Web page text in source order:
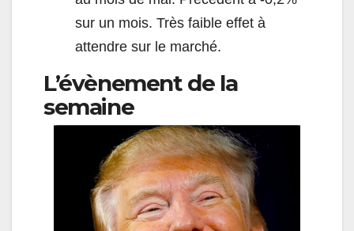
sur un mois. Très faible effet à
attendre sur le marché.
L’évènement de la
semaine